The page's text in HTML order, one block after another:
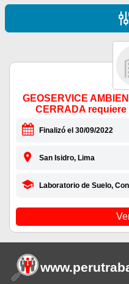
GEOSERVICE
CERRADA
Finalizó el 30/09/2022
San Isidro, Lima
Laboratorio de Suelo,